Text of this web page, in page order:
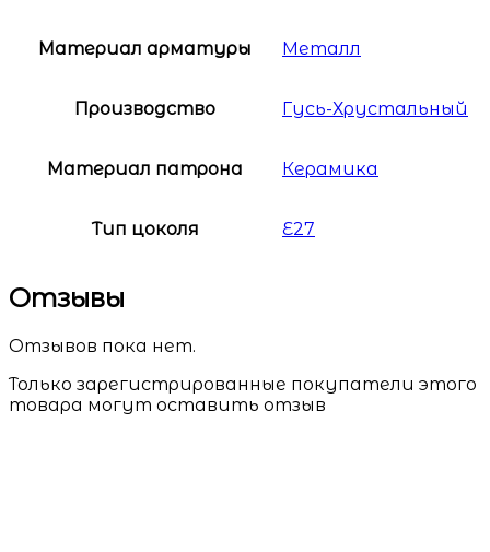
Материал арматуры Металл
Производство Гусь-Хрустальный
Материал патрона Керамика
Тип цоколя E27
Отзывы
Отзывов пока нет.
Только зарегистрированные покупатели этого
товара могут оставить отзыв